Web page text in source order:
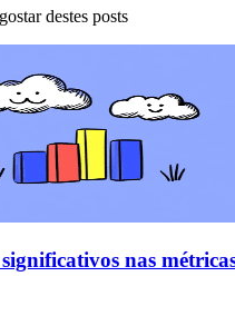
destes posts
nas